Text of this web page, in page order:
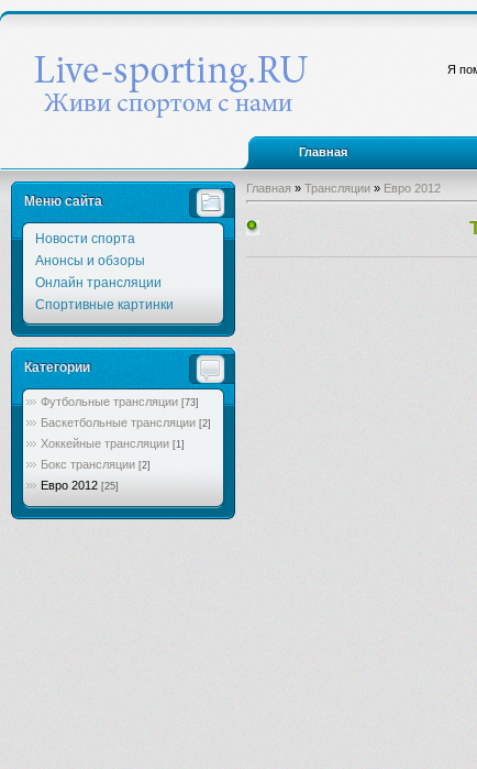
Я
Главная
Меню сайта
Новости спорта
Анонсы и обзоры
Онлайн трансляции
Спортивные картинки
Категории
Футбольные трансляции [73]
Баскетбольные трансляции [2]
Хоккейные трансляции [1]
Бокс трансляции [2]
Евро 2012 [25]
Главная » Трансляции » Евро 2012